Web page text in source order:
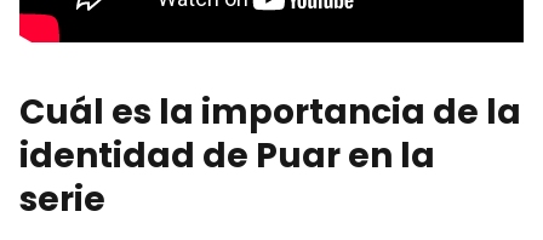
Cuál es la importancia de la
identidad de Puar en la
serie